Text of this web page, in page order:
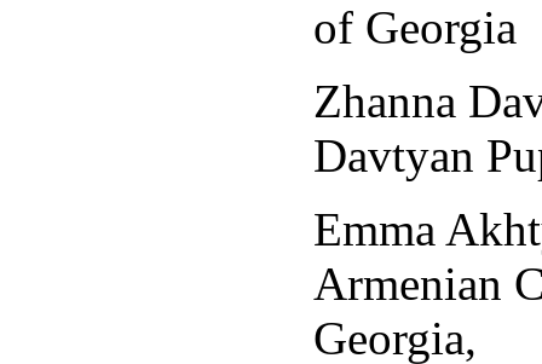
of Georgia
Zhanna
Davtyan
Emma
Armenian
Georgia,